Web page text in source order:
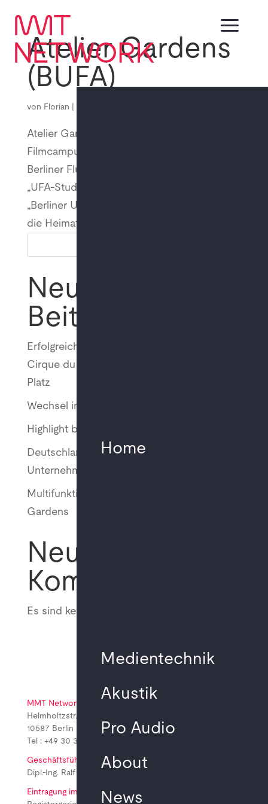
a
Home
Medientechnik
Akustik
Pro Audio
About
News
Atelier Gardens
(BUFA)
von Florian
Atelier Gardens ist ein 6 Hektar großer
Filmcampus mit Blick auf den berühmten
Berliner Flughafen Tempelhof. Früher als
„UFA-Studios Tempelhof“ und später als
„Berliner Union-Film“ (BUFA) bekannt, war es
die Heimat der Pioniere des Films und...
Neueste
Beiträge
Erfolgreich umgesetzt: MMT unterstützt
Cirque du Soleil bei „ALIZÉ“ am Potsdamer
Platz
Wechsel in der Geschäftsführung
Highlight bei Young Euro Classic 2025
Deutschlandweite Offices für „Big Four“
Unternehmen
Multifunktionale Nutzung im Studio 1 Atelier
Gardens
Neueste
Kommentare
Es sind keine Kommentare vorhanden.
MMT Network GmbH
Helmholtzstr. 2-9 A.03.070
10587 Berlin
Tel : +49 30 310 172 21
Geschäftsführung
Dipl.-Ing. Ralf Bauer-Diefenbach
Eintragung im Handelsregister